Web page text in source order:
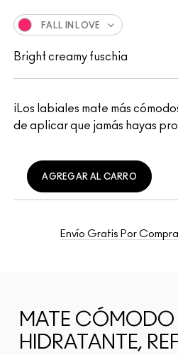
¡Los labiales mate más
de aplicar que jamás hayas
FALL IN LOVE
Bright creamy fuschia
AGREGAR AL CARRO
Envío Gratis Por
MATE CÓMODO
HIDRATANTE,